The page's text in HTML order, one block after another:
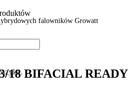
falowników Growatt
READY
18 BIFACIAL READY